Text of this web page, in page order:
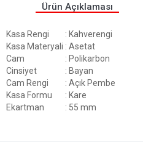
Ürün Açıklaması
Kasa Rengi
: Kahverengi
Kasa Materyali : Asetat
Cam
: Polikarbon
Cinsiyet
: Bayan
Cam Rengi
: Açık Pembe
Kasa Formu
: Kare
Ekartman
: 55 mm